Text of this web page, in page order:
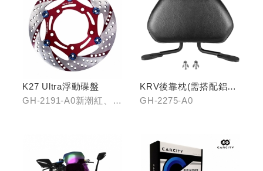
K27 Ultra浮動碟盤
GH-2191-A0新潮紅、
KRV後靠枕(需搭配鋁合
金扶手)
GH-2275-A0